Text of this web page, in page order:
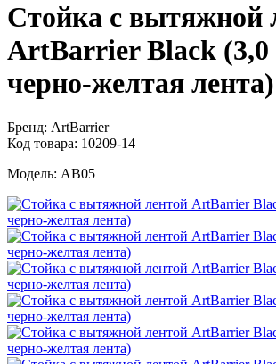
Стойка с вытяжной
ArtBarrier Black (3,0
черно-желтая лента)
Бренд: ArtBarrier
Код товара: 10209-14
Модель: AB05